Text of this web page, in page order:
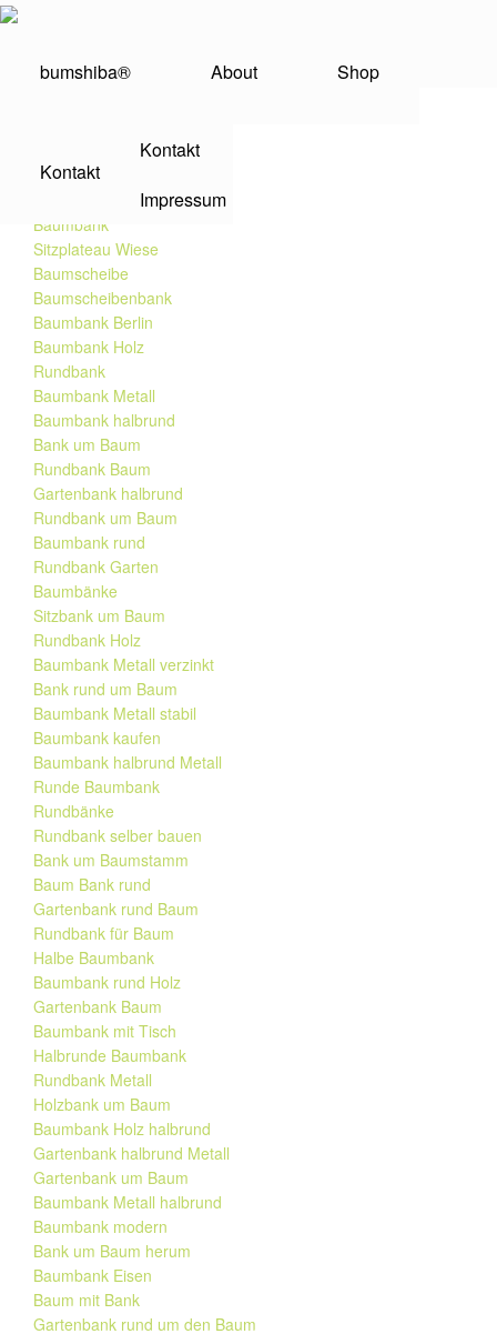
bumshiba® About Shop
Kontakt
Kontakt
Impressum
ohne Lehne
SERVICE
Baumbank
Sitzplateau Wiese
Baumscheibe
Baumscheibenbank
Baumbank Berlin
Baumbank Holz
Rundbank
Baumbank Metall
Baumbank halbrund
Bank um Baum
Rundbank Baum
Gartenbank halbrund
Rundbank um Baum
Baumbank rund
Rundbank Garten
Baumbänke
Sitzbank um Baum
Rundbank Holz
Baumbank Metall verzinkt
Bank rund um Baum
Baumbank Metall stabil
Baumbank kaufen
Baumbank halbrund Metall
Runde Baumbank
Rundbänke
Rundbank selber bauen
Bank um Baumstamm
Baum Bank rund
Gartenbank rund Baum
Rundbank für Baum
Halbe Baumbank
Baumbank rund Holz
Gartenbank Baum
Baumbank mit Tisch
Halbrunde Baumbank
Rundbank Metall
Holzbank um Baum
Baumbank Holz halbrund
Gartenbank halbrund Metall
Gartenbank um Baum
Baumbank Metall halbrund
Baumbank modern
Bank um Baum herum
Baumbank Eisen
Baum mit Bank
Gartenbank rund um den Baum